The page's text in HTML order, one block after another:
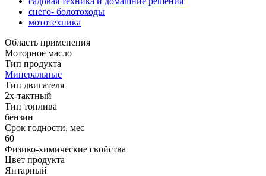
снего- болотоходы
мототехника
Область применения
Моторное масло
Тип продукта
Минеральные
Тип двигателя
2х-тактный
Тип топлива
бензин
Срок годности, мес
60
Физико-химические свойства
Цвет продукта
Янтарный